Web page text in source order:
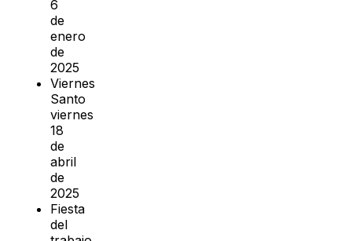
6
de
enero
de
2025
Viernes
Santo
viernes
18
de
abril
de
2025
Fiesta
del